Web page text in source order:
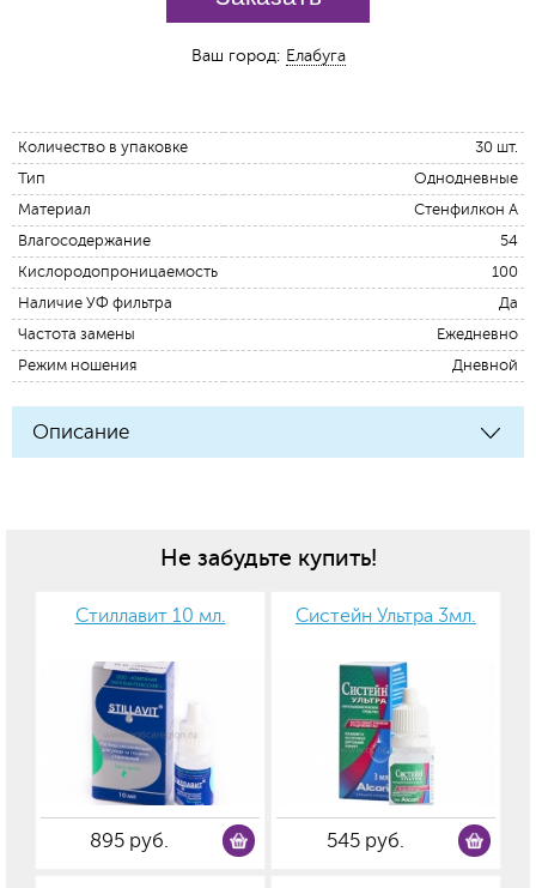
Ваш город: Елабуга
Количество в упаковке
30 шт.
Тип
Однодневные
Материал
Стенфилкон А
Влагосодержание
54
Кислородопроницаемость
100
Наличие УФ фильтра
Да
Частота замены
Ежедневно
Режим ношения
Дневной
Описание
Не забудьте купить!
Стиллавит 10 мл.
895 руб.
Систейн Ультра 3мл.
545 руб.